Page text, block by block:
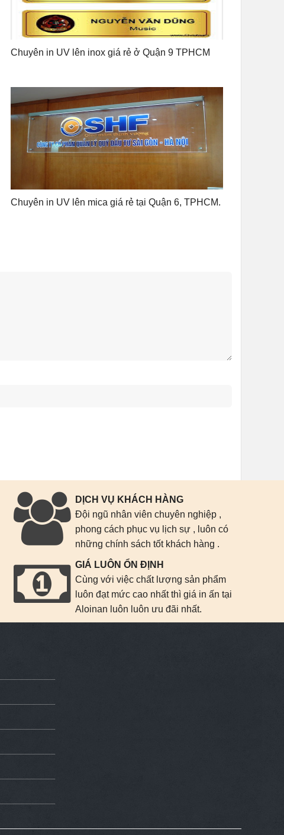
Chuyên in UV lên inox giá rẻ ở Quận 9 TPHCM
Chuyên in UV lên mica giá rẻ tại Quận 6, TPHCM.
DỊCH VỤ KHÁCH HÀNG
Đội ngũ nhân viên chuyên nghiệp ,
phong cách phục vụ lịch sự , luôn có
những chính sách tốt khách hàng .
GIÁ LUÔN ỔN ĐỊNH
Cùng với việc chất lượng sản phẩm
luôn đạt mức cao nhất thì giá in ấn tại
Aloinan luôn luôn ưu đãi nhất.